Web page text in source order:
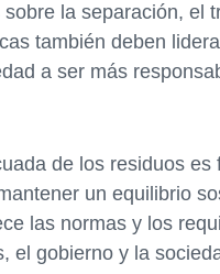
la separación, el
también deben
a ser más
de los residuos
un equilibrio
las normas y los
el gobierno y la